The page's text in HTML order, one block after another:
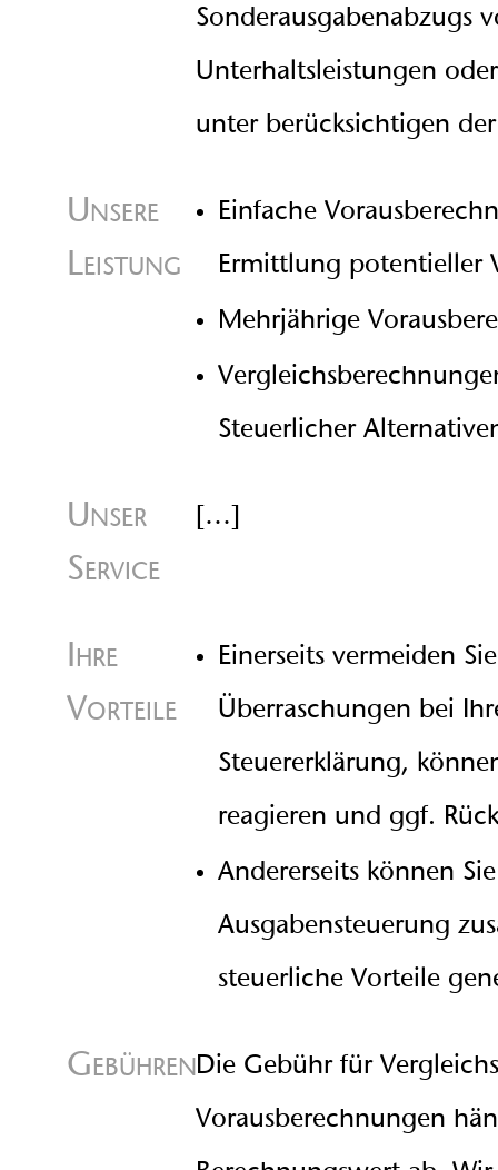
Sonderausgabenabzugs
Unterhaltsleistungen
unter berücksichtigen
Unsere
Leistung
Einfache
Ermittlung potentieller
Mehrjährige
Steuerlicher
Unser
Service
[…]
Ihre
Vorteile
Einerseits vermeiden
Überraschungen bei
Steuererklärung,
reagieren und ggf.
Andererseits können
Ausgabensteuerung
steuerliche Vorteile
GebührenDie Gebühr für
Vorausberechnungen